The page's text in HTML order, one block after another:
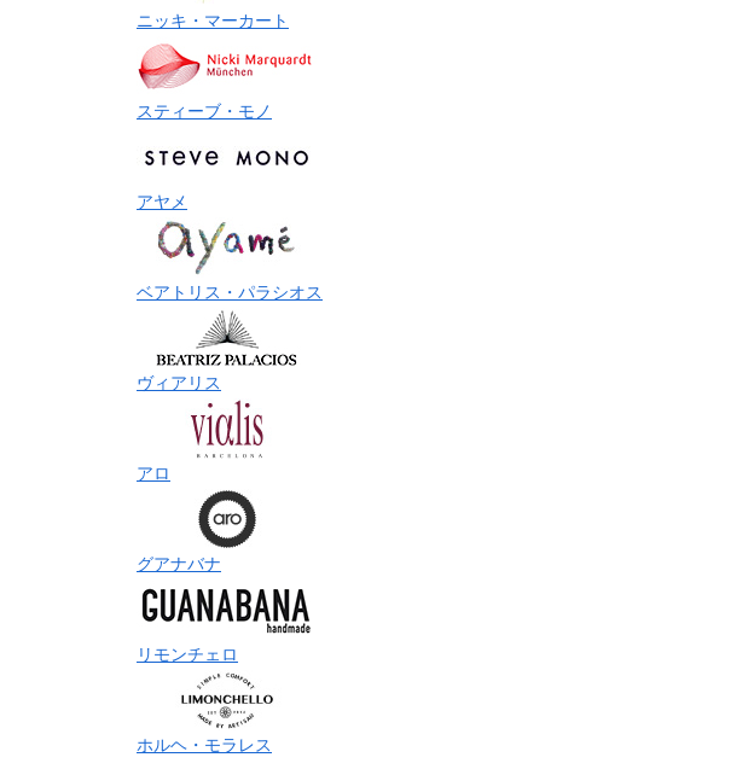
ニッキ・マーカート
スティーブ・モノ
アヤメ
ベアトリス・パラシオス
ヴィアリス
アロ
グアナバナ
リモンチェロ
ホルヘ・モラレス